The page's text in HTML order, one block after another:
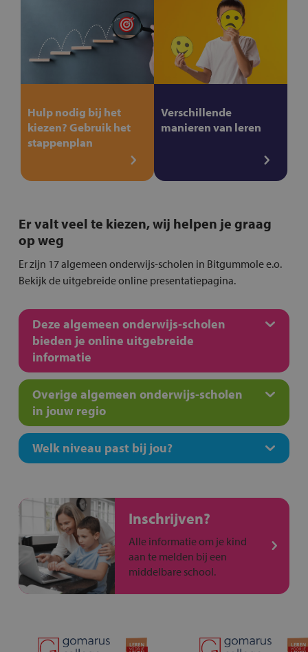
Hulp nodig bij het
kiezen? Gebruik het
stappenplan
Verschillende
manieren van leren
Er valt veel te kiezen, wij helpen je graag
op weg
Er zijn 17 algemeen onderwijs-scholen in Bitgummole e.o.
Bekijk de uitgebreide online presentatiepagina.
Deze algemeen onderwijs-scholen
bieden je online uitgebreide
informatie
Overige algemeen onderwijs-scholen
in jouw regio
Welk niveau past bij jou?
Inschrijven?
Alle informatie om je kind
aan te melden bij een
middelbare school.